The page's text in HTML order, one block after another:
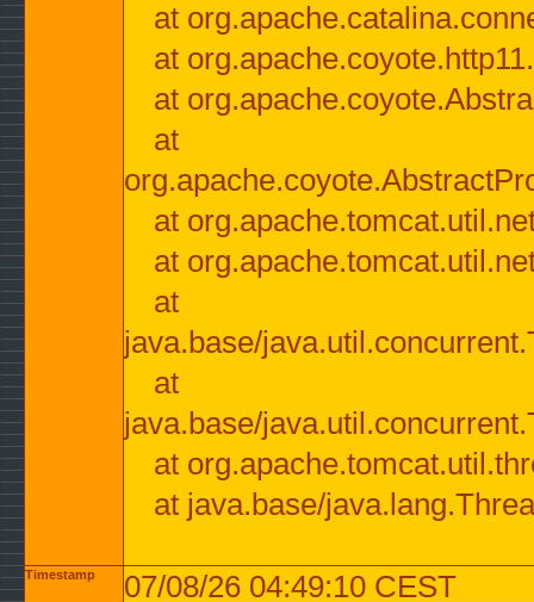
at
at
at
at
at
at
at
java.base/
at
java.base/
at
at java.base/
Timestamp 07/08/26 04:49:10 CEST